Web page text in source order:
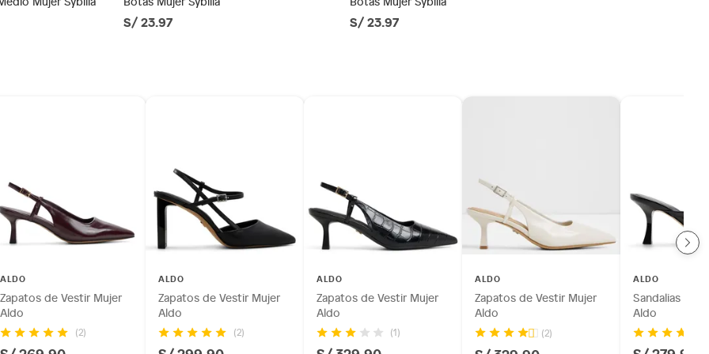
de vestir
a 8 cm)
tecnología, línea blanca, colchones, muebles,
baño con señales de uso, sin empaques, etiquetas o
S/ 23.97 S/ 23.97
ALDO
Zapatos de Vestir Mujer
Aldo
(2)
ALDO
Zapatos de Vestir Mujer
Aldo
(2)
ALDO
Zapatos de Vestir Mujer
Aldo
(1)
ALDO
Zapatos de Vestir Mujer
Aldo
(2)
ALDO
Sandalias de
Aldo